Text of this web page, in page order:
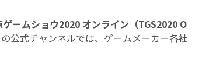
ームショウ2020 オンライン（TGS2020 O
公式チャンネルでは、ゲームメーカー各社